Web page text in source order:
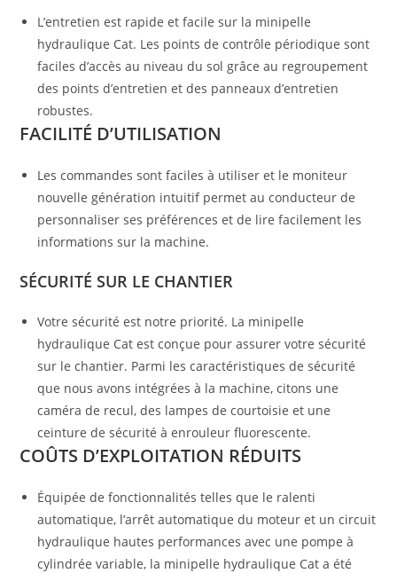
L’entretien est rapide et facile sur la minipelle
hydraulique Cat. Les points de contrôle périodique sont
faciles d’accès au niveau du sol grâce au regroupement
des points d’entretien et des panneaux d’entretien
robustes.
FACILITÉ D’UTILISATION
Les commandes sont faciles à utiliser et le moniteur
nouvelle génération intuitif permet au conducteur de
personnaliser ses préférences et de lire facilement les
informations sur la machine.
SÉCURITÉ SUR LE CHANTIER
Votre sécurité est notre priorité. La minipelle
hydraulique Cat est conçue pour assurer votre sécurité
sur le chantier. Parmi les caractéristiques de sécurité
que nous avons intégrées à la machine, citons une
caméra de recul, des lampes de courtoisie et une
ceinture de sécurité à enrouleur fluorescente.
COÛTS D’EXPLOITATION RÉDUITS
Équipée de fonctionnalités telles que le ralenti
automatique, l’arrêt automatique du moteur et un circuit
hydraulique hautes performances avec une pompe à
cylindrée variable, la minipelle hydraulique Cat a été